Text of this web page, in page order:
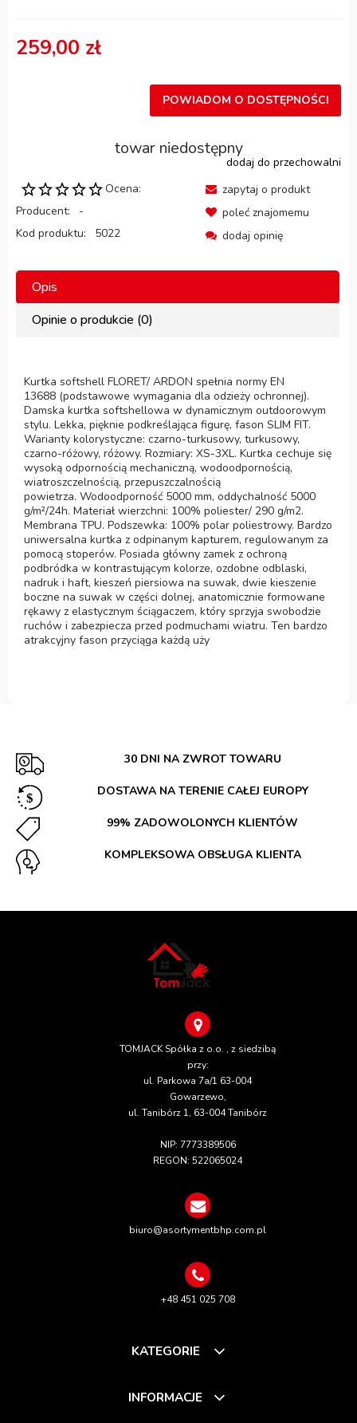
259,00 zł
POWIADOM O DOSTĘPNOŚCI
towar niedostępny
dodaj do przechowalni
Ocena:
Producent:
-
Kod produktu:
5022
zapytaj o produkt
poleć znajomemu
dodaj opinię
Opis
Opinie o produkcie (0)
Kurtka softshell FLORET/ ARDON spełnia normy EN
13688 (podstawowe wymagania dla odzieży ochronnej).
Damska kurtka softshellowa w dynamicznym outdoorowym
stylu. Lekka, pięknie podkreślająca figurę, fason SLIM FIT.
Warianty kolorystyczne: czarno-turkusowy, turkusowy,
czarno-różowy, różowy. Rozmiary: XS-3XL. Kurtka cechuje się
wysoką odpornością mechaniczną, wodoodpornością,
wiatroszczelnością, przepuszczalnością
powietrza. Wodoodporność 5000 mm, oddychalność 5000
g/m²/24h. Materiał wierzchni: 100% poliester/ 290 g/m2.
Membrana TPU. Podszewka: 100% polar poliestrowy. Bardzo
uniwersalna kurtka z odpinanym kapturem, regulowanym za
pomocą stoperów. Posiada główny zamek z ochroną
podbródka w kontrastującym kolorze, ozdobne odblaski,
nadruk i haft, kieszeń piersiowa na suwak, dwie kieszenie
boczne na suwak w części dolnej, anatomicznie formowane
rękawy z elastycznym ściągaczem, który sprzyja swobodzie
ruchów i zabezpiecza przed podmuchami wiatru. Ten bardzo
atrakcyjny fason przyciąga każdą uży
30 DNI NA ZWROT TOWARU
DOSTAWA NA TERENIE CAŁEJ EUROPY
99% ZADOWOLONYCH KLIENTÓW
KOMPLEKSOWA OBSŁUGA KLIENTA
TOMJACK Spółka z o.o. , z siedzibą
przy:
ul. Parkowa 7a/1 63-004
Gowarzewo,
ul. Tanibórz 1, 63-004 Tanibórz
NIP: 7773389506
REGON: 522065024
biuro@asortymentbhp.com.pl
+48 451 025 708
KATEGORIE
INFORMACJE